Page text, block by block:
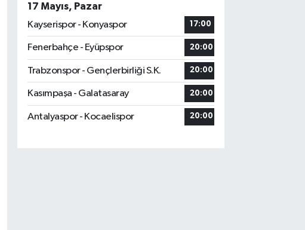
17 Mayıs, Pazar
Kayserispor - Konyaspor
17:00
Fenerbahçe - Eyüpspor 20:00
Trabzonspor - Gençlerbirliği S.K. 20:00
Kasımpaşa - Galatasaray 20:00
Antalyaspor - Kocaelispor 20:00